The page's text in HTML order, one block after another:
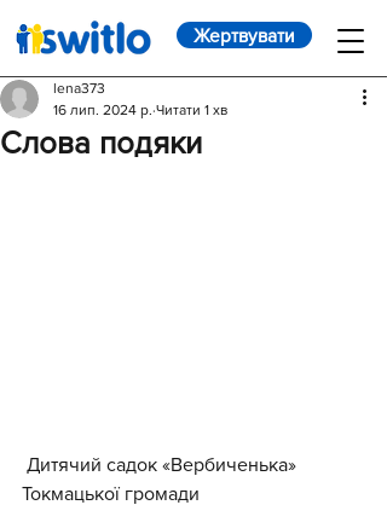
Жертвувати
Слова подяки
lena373
16 лип. 2024 р. Читати 1 хв
Токмацької громади